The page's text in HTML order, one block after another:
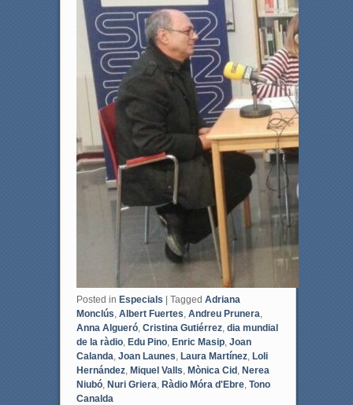
Posted in Especials Tagged Adriana
Monclús, Albert Fuertes, Andreu Prunera,
Anna Algueró, Cristina Gutiérrez, dia mundial
de la ràdio, Edu Pino, Enric Masip, Joan
Calanda, Joan Launes, Laura Martínez, Loli
Hernández, Miquel Valls, Mònica Cid , Nerea
Niubó, Nuri Griera, Ràdio Móra d'Ebre, Tono
Canalda